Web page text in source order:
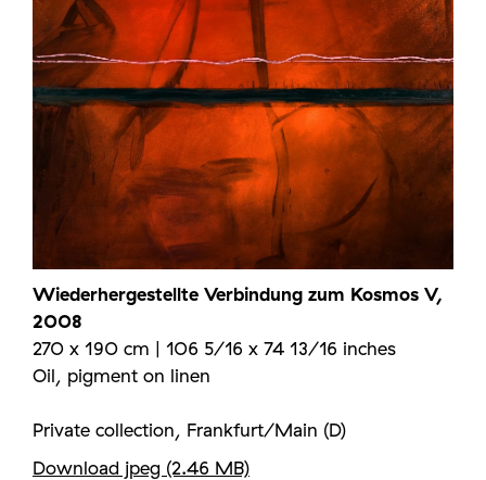
Wiederhergestellte Verbindung zum Kosmos V,
2008
270 x 190 cm | 106 5/16 x 74 13/16 inches
Oil, pigment on linen
Private collection, Frankfurt/Main (D)
Download jpeg (2.46 MB)